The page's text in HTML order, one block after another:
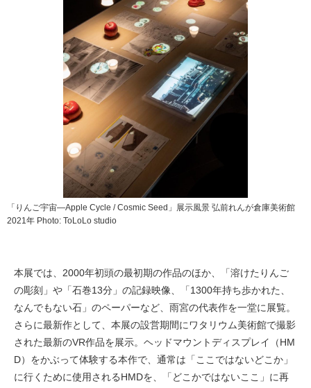
「りんご宇宙―Apple Cycle / Cosmic Seed」展示風景 弘前れんが倉庫美術館
2021年 Photo: ToLoLo studio
本展では、2000年初頭の最初期の作品のほか、「溶けたりんご
の彫刻」や「石巻13分」の記録映像、「1300年持ち歩かれた、
なんでもない石」のペーパーなど、雨宮の代表作を一堂に展覧。
さらに最新作として、本展の設営期間にワタリウム美術館で撮影
された最新のVR作品を展示。ヘッドマウントディスプレイ（HM
D）をかぶって体験する本作で、通常は「ここではないどこか」
に行くために使用されるHMDを、「どこかではないここ」に再